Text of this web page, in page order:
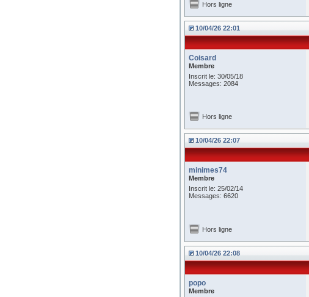
Hors ligne
10/04/26 22:01
Coisard
Membre
Inscrit le: 30/05/18
Messages: 2084
Hors ligne
10/04/26 22:07
minimes74
Membre
Inscrit le: 25/02/14
Messages: 6620
Hors ligne
10/04/26 22:08
popo
Membre